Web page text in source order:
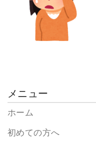
メニュー
ホーム
初めての方へ